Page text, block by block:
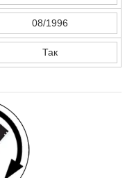
08/1996
Так